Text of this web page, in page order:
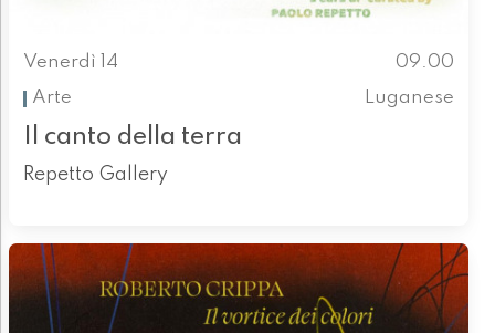
Venerdì 14
09.00
Arte
Luganese
Il canto della terra
Repetto Gallery